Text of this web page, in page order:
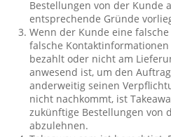
Bestellungen von der Kunde
entsprechende Gründe
Wenn der Kunde eine
falsche
bezahlt oder nicht am
anwesend ist, um den
anderweitig seinen
nicht nachkommt, ist
zukünftige Bestellungen von
abzulehnen.